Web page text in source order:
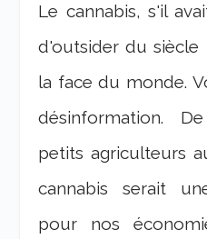
Le cannabis, s'il
d'outsider du siècle
la face du monde.
désinformation.
petits agriculteurs
cannabis serait
pour nos